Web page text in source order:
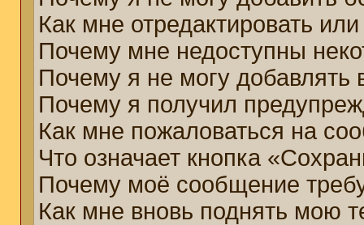
Как мне отредактировать
Почему мне недоступны
Почему я не могу добавлять
Почему я получил
Как мне пожаловаться на
Что означает кнопка
Почему моё сообщение
Как мне вновь поднять мою